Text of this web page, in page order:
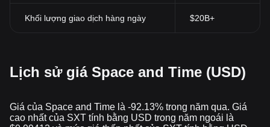
Khối lượng giao dịch hàng ngày $20B+
Lịch sử giá Space and Time (USD)
Giá của Space and Time là -92.13% trong năm qua. Giá
cao nhất của SXT tính bằng USD trong năm ngoái là